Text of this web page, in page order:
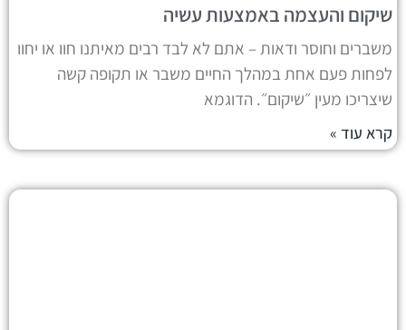
שיקום והעצמה באמצעות עשיה
משברים וחוסר ודאות – אתם לא לבד רבים מאיתנו חוו או יחוו
לפחות פעם אחת במהלך החיים משבר או תקופה קשה
שיצריכו מעין ״שיקום״. הדוגמא
קרא עוד »